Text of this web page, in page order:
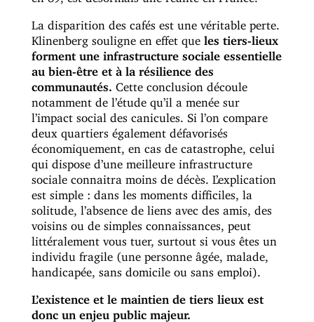
La disparition des cafés est une véritable perte.
Klinenberg souligne en effet que les tiers-lieux
forment une infrastructure sociale essentielle
au bien-être et à la résilience des
communautés. Cette conclusion découle
notamment de l’étude qu’il a menée sur
l’impact social des canicules. Si l’on compare
deux quartiers également défavorisés
économiquement, en cas de catastrophe, celui
qui dispose d’une meilleure infrastructure
sociale connaitra moins de décès. L’explication
est simple : dans les moments difficiles, la
solitude, l’absence de liens avec des amis, des
voisins ou de simples connaissances, peut
littéralement vous tuer, surtout si vous êtes un
individu fragile (une personne âgée, malade,
handicapée, sans domicile ou sans emploi).
L’existence et le maintien de tiers lieux est
donc un enjeu public majeur.